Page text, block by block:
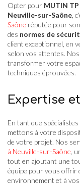
Opter pour MUTIN TP
Neuville-sur-Saône ,
Saône réputée pour
des normes de
client exceptionnel, en
selon vos attentes.
transformer votre
techniques éprouvées.
Expertise
En tant que spécialistes
mettons à votre
de votre projet. Nos
à Neuville-sur-Saône ,
tout en ajoutant une
équipe pour vous offrir
environnement et à